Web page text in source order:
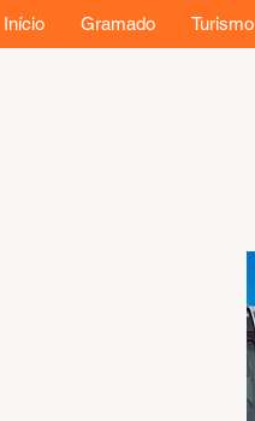
Início Gramado Turismo